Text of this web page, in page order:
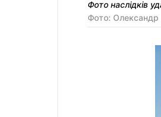
Фото наслідків
Фото: Олександр